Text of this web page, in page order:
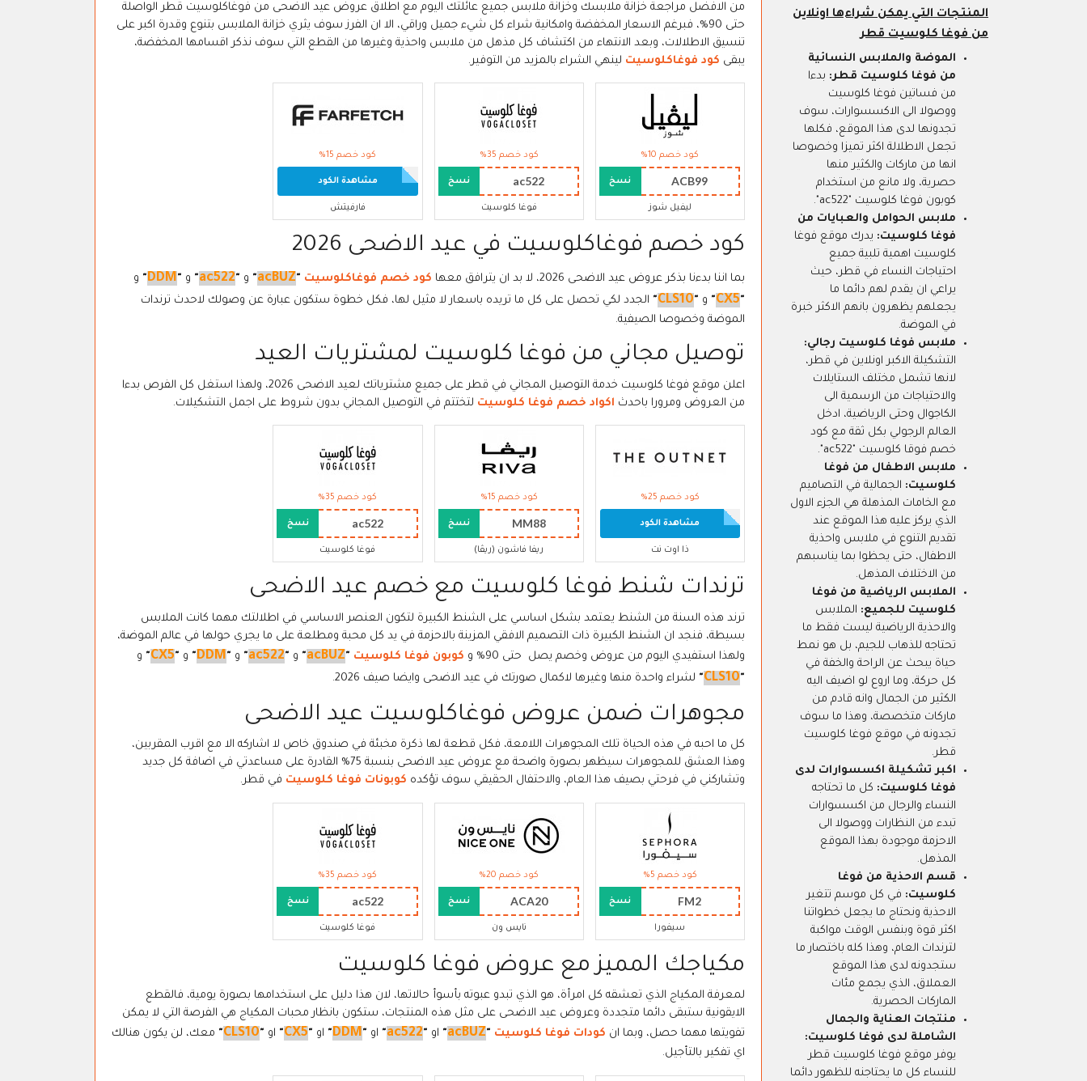
من الافضل مراجعة خزانة ملابسك وخزانة ملابس جميع عائلتك اليوم مع اطلاق عروض عيد الاضحى من فوغاكلوسيت قطر الواصلة
حتى 90%، فبرغم الاسعار المخفضة وامكانية شراء كل شيء جميل وراقي، الا ان الفرز سوف يثري خزانة الملابس بتنوع وقدرة اكبر على
تنسيق الاطلالات، وبعد الانتهاء من اكتشاف كل مذهل من ملابس واحذية وغيرها من القطع التي سوف نذكر اقسامها المخفضة،
يبقى كود فوغاكلوسيت لينهي الشراء بالمزيد من التوفير.
كود خصم 10%
ACB99 نسخ
ليفيل شوز
كود خصم 35%
ac522 نسخ
فوغا كلوسيت
كود خصم 15%
مشاهدة الكود
فارفيتش
كود خصم فوغاكلوسيت في عيد الاضحى 2026
بما اننا بدءنا بذكر عروض عيد الاضحى 2026، لا بد ان يترافق معها كود خصم فوغاكلوسيت "
acBUZ
" و "
ac522
" و "
DDM
" و
"
CX5
" و "
CLS10
" الجدد لكي تحصل على كل ما تريده باسعار لا مثيل لها، فكل خطوة ستكون عبارة عن وصولك لاحدث ترندات
الموضة وخصوصا الصيفية.
توصيل مجاني من فوغا كلوسيت لمشتريات العيد
اعلن موقع فوغا كلوسيت خدمة التوصيل المجاني في قطر على جميع مشترياتك لعيد الاضحى 2026، ولهذا استغل كل الفرص بدءا
من العروض ومرورا باحدث اكواد خصم فوغا كلوسيت لتختتم في التوصيل المجاني بدون شروط على اجمل التشكيلات.
كود خصم 25%
مشاهدة الكود
ذا اوت نت
كود خصم 15%
MM88 نسخ
ريفا فاشون (ريڤا)
كود خصم 35%
ac522 نسخ
فوغا كلوسيت
ترندات شنط فوغا كلوسيت مع خصم عيد الاضحى
ترند هذه السنة من الشنط يعتمد بشكل اساسي على الشنط الكبيرة لتكون العنصر الاساسي في اطلالتك مهما كانت الملابس
بسيطة، فنجد ان الشنط الكبيرة ذات التصميم الافقي المزينة بالاحزمة في يد كل محبة ومطلعة على ما يجري حولها في عالم الموضة،
ولهذا استفيدي اليوم من عروض وخصم يصل حتى 90% و
كوبون فوغا كلوسيت "
acBUZ
" و "
ac522
" و "
DDM
" و "
CX5
" و
"
CLS10
" لشراء واحدة منها وغيرها لاكمال صورتك في عيد الاضحى وايضا صيف 2026.
مجوهرات ضمن عروض فوغاكلوسيت عيد الاضحى
كل ما احبه في هذه الحياة تلك المجوهرات اللامعة، فكل قطعة لها ذكرة مخبئة في صندوق خاص لا اشاركه الا مع اقرب المقربين،
وهذا العشق للمجوهرات سيظهر بصورة واضحة مع عروض عيد الاضحى بنسبة 75% القادرة على مساعدتي في اضافة كل جديد
وتشاركني في فرحتي بصيف هذا العام، والاحتفال الحقيقي سوف تؤكده كوبونات فوغا كلوسيت في قطر.
كود خصم 5%
FM2 نسخ
سيفورا
كود خصم 20%
ACA20 نسخ
نايس ون
كود خصم 35%
ac522 نسخ
فوغا كلوسيت
مكياجك المميز مع عروض فوغا كلوسيت
لمعرفة المكياج الذي تعشقه كل امرأة، هو الذي تبدو عبوته بأسوأ حالاتها، لان هذا دليل على استخدامها بصورة يومية، فالقطع
الايقونية ستبقى دائما متجددة وعروض عيد الاضحى على مثل هذه المنتجات، ستكون بانظار محبات المكياج هي الفرصة التي لا يمكن
تفويتها مهما حصل، وبما ان كودات فوغا كلوسيت "
acBUZ
" او "
ac522
" او "
DDM
" او "
CX5
" او "
CLS10
" معك، لن يكون هنالك
اي تفكير بالتأجيل.
المنتجات التي يمكن شراءها اونلاين
من فوغا كلوسيت قطر
الموضة والملابس النسائية
من فوغا كلوسيت قطر: بدءا
من فساتين فوغا كلوسيت
ووصولا الى الاكسسوارات، سوف
تجدونها لدى هذا الموقع، فكلها
تجعل الاطلالة اكثر تميزا وخصوصا
انها من ماركات والكثير منها
حصرية، ولا مانع من استخدام
كوبون فوغا كلوسيت "ac522".
ملابس الحوامل والعبايات من
فوغا كلوسيت: يدرك موقع فوغا
كلوسيت اهمية تلبية جميع
احتياجات النساء في قطر، حيث
يراعي ان يقدم لهم دائما ما
يجعلهم يظهرون بانهم الاكثر خبرة
في الموضة.
ملابس فوغا كلوسيت رجالي:
التشكيلة الاكبر اونلاين في قطر،
لانها تشمل مختلف الستايلات
والاحتياجات من الرسمية الى
الكاجوال وحتى الرياضية، ادخل
العالم الرجولي بكل ثقة مع كود
خصم فوقا كلوسيت "ac522".
ملابس الاطفال من فوغا
كلوسيت: الجمالية في التصاميم
مع الخامات المذهلة هي الجزء الاول
الذي يركز عليه هذا الموقع عند
تقديم التنوع في ملابس واحذية
الاطفال، حتى يحظوا بما يناسبهم
من الاختلاف المذهل.
الملابس الرياضية من فوغا
كلوسيت للجميع: الملابس
والاحذية الرياضية ليست فقط ما
تحتاجه للذهاب للجيم، بل هو نمط
حياة يبحث عن الراحة والخفة في
كل حركة، وما اروع لو اضيف اليه
الكثير من الجمال وانه قادم من
ماركات متخصصة، وهذا ما سوف
تجدونه في موقع فوغا كلوسيت
قطر.
اكبر تشكيلة اكسسوارات لدى
فوغا كلوسيت: كل ما تحتاجه
النساء والرجال من اكسسوارات
تبدء من النظارات ووصولا الى
الاحزمة موجودة بهذا الموقع
المذهل.
قسم الاحذية من فوغا
كلوسيت: في كل موسم تتغير
الاحذية ونحتاج ما يجعل خطواتنا
اكثر قوة وبنفس الوقت مواكبة
لترندات العام، وهذا كله باختصار ما
ستجدونه لدى هذا الموقع
العملاق، الذي يجمع مئات
الماركات الحصرية.
منتجات العناية والجمال
الشاملة لدى فوغا كلوسيت:
يوفر موقع فوغا كلوسيت قطر
للنساء كل ما يحتاجنه للظهور دائما